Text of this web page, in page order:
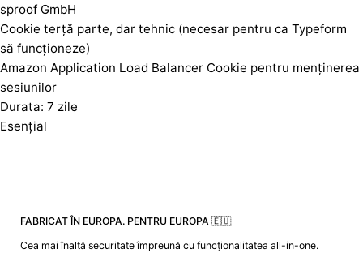
sproof GmbH
Cookie terță parte, dar tehnic (necesar pentru ca Typeform
să funcționeze)
Amazon Application Load Balancer Cookie pentru menținerea
sesiunilor
Durata: 7 zile
Esențial
FABRICAT ÎN EUROPA. PENTRU EUROPA 🇪🇺
Cea mai înaltă securitate împreună cu funcționalitatea all-in-one.